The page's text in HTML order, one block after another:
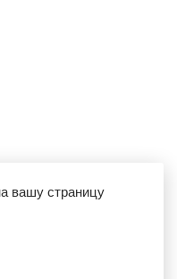
вашу страницу